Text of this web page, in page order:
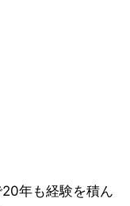
20年も経験を積ん